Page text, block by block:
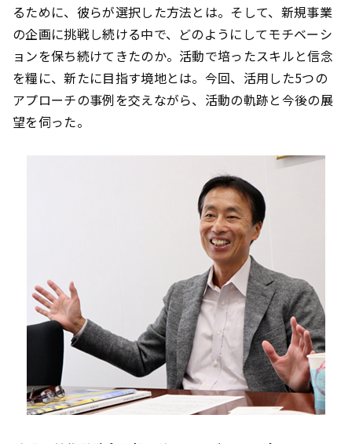
るために、彼らが選択した方法とは。そして、新規事業
の企画に挑戦し続ける中で、どのようにしてモチベーシ
ョンを保ち続けてきたのか。活動で培ったスキルと信念
を糧に、新たに目指す境地とは。今回、活用した5つの
アプローチの事例を交えながら、活動の軌跡と今後の展
望を伺った。